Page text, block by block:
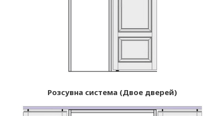
Розсувна система (Двое дверей)